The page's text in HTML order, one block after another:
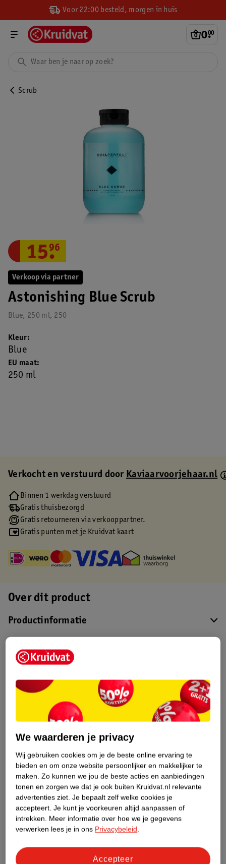
Voor 22:00 besteld, morgen in huis
0.
00
Scrub
Verkoop via partner
Astonishing Blue Scrub
Blue, 250 ml, 250
15.
96
EU maat
250 ml
Kleur
Blue
Verkocht en verstuurd doorKaviaarvoorjehaar.nl
Binnen 1 werkdag verstuurd
Gratis thuisbezorgd
Gratis retourneren via verkooppartner.
Gratis punten met je Kruidvat kaart
Over dit product
Productinformatie
Etiketinformatie
Nature Impact Score
Dit product heeft (nog) geen Nature
Impact Score.
Meer informatie
Bestel & Bezorginformatie
Bekijk ook
MeerAstonishing Alle Scrub
We waarderen je privacy
Wij gebruiken cookies om je de beste online ervaring te
bieden en om onze website persoonlijker en makkelijker te
maken. Zo kunnen we jou de beste acties en aanbiedingen
tonen en zorgen we dat je ook buiten Kruidvat.nl relevante
advertenties ziet. Je bepaalt zelf welke cookies je
accepteert. Je kunt je voorkeuren altijd aanpassen of
intrekken. Meer informatie over hoe we je gegevens
verwerken lees je in ons Privacybeleid.
Accepteer